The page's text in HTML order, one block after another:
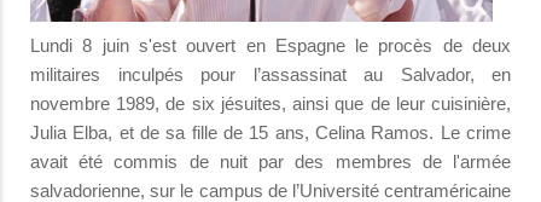
Lundi 8 juin s'est ouvert en Espagne le procès de deux
militaires inculpés pour l’assassinat au Salvador, en
novembre 1989, de six jésuites, ainsi que de leur cuisinière,
Julia Elba, et de sa fille de 15 ans, Celina Ramos. Le crime
avait été commis de nuit par des membres de l'armée
salvadorienne, sur le campus de l’Université centraméricaine